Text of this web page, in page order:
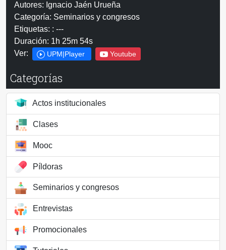
Autores: Ignacio Jaén Urueña
Categoría: Seminarios y congresos
Etiquetas: : ---
Duración: 1h 25m 54s
Ver:
UPM|Player Youtube
Categorías
Actos institucionales
Clases
Mooc
Píldoras
Seminarios y congresos
Entrevistas
Promocionales